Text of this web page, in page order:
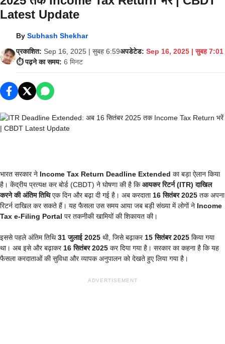
Latest Update
By Subhash Shekhar
प्रकाशित: Sep 16, 2025 | सुबह 6:59अपडेटेड: Sep 16, 2025 | सुबह 7:01
⏱️ पढ़ने का समय: 6 मिनट
भारत सरकार ने Income Tax Return Deadline Extended का बड़ा ऐलान किया
है। केंद्रीय प्रत्यक्ष कर बोर्ड (CBDT) ने घोषणा की है किआयकर रिटर्न (ITR) दाखिल
करने की अंतिम तिथिएक दिन और बढ़ा दी गई है। अब करदाता 16 सितंबर 2025 तक अपना
रिटर्न दाखिल कर सकते हैं। यह फैसला उस समय आया जब बड़ी संख्या में लोगों ने Income
Tax e-Filing Portal पर तकनीकी खामियों की शिकायत की।
इससे पहले अंतिम तिथि31 जुलाई 2025 थी, जिसे बढ़ाकर 15 सितंबर 2025 किया गया
था। अब इसे और बढ़ाकर 16 सितंबर 2025 कर दिया गया है। सरकार का कहना है कि यह
फैसला करदाताओं की सुविधा और व्यापक अनुपालन को देखते हुए लिया गया है।
ADVERTISEMENT